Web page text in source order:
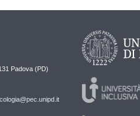
Padova (PD)